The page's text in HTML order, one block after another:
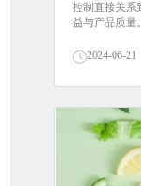
控制直接关系
益与产品质量
2024-06-21